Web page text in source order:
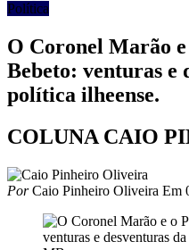
Política
O Coronel Marão
Bebeto: venturas e
política ilheense.
COLUNA CAIO
PorCaio Pinheiro Oliveira Em